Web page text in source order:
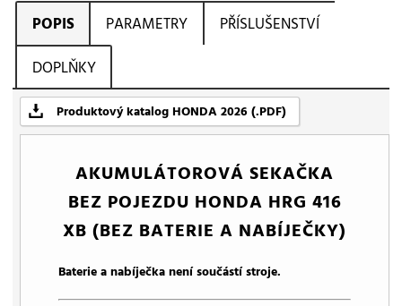
POPIS PARAMETRY
PŘÍSLUŠENSTVÍ
DOPLŇKY
Produktový katalog HONDA 2026 (.PDF)
AKUMULÁTOROVÁ SEKAČKA
BEZ POJEZDU HONDA HRG 416
XB (BEZ BATERIE A NABÍJEČKY)
Baterie a nabíječka není součástí stroje.